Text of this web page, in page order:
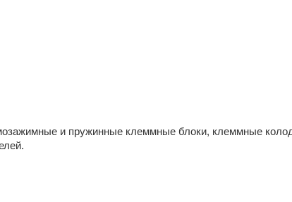
и пружинные клеммные блоки, клеммные